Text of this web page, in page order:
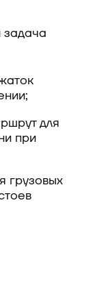
задача
для
при
грузовых